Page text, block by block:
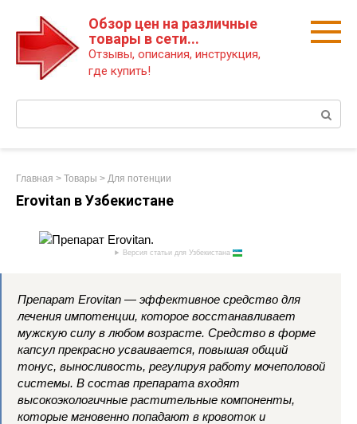
Обзор цен на различные
товары в сети...
Отзывы, описания, инструкция,
где купить!
Главная > Товары > Для потенции
Erovitan в Узбекистане
Версия статьи для Узбекистана
Препарат Erovitan — эффективное средство для
лечения импотенции, которое восстанавливает
мужскую силу в любом возрасте. Средство в форме
капсул прекрасно усваивается, повышая общий
тонус, выносливость, регулируя работу мочеполовой
системы. В состав препарата входят
высокоэкологичные растительные компоненты,
которые мгновенно попадают в кровоток и